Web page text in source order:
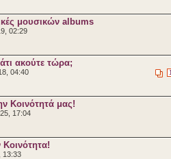
μουσικών albums
02:29
ακούτε τώρα;
04:40
Κοινότητά μας!
17:04
13:33